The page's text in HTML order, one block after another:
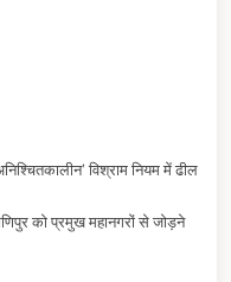
विश्राम नियम में ढील
को प्रमुख महानगरों से जोड़ने